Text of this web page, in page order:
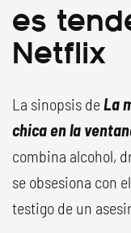
es
Netflix
La sinopsis deLa
chica en la
combina alcohol,
se obsesiona con
testigo de un